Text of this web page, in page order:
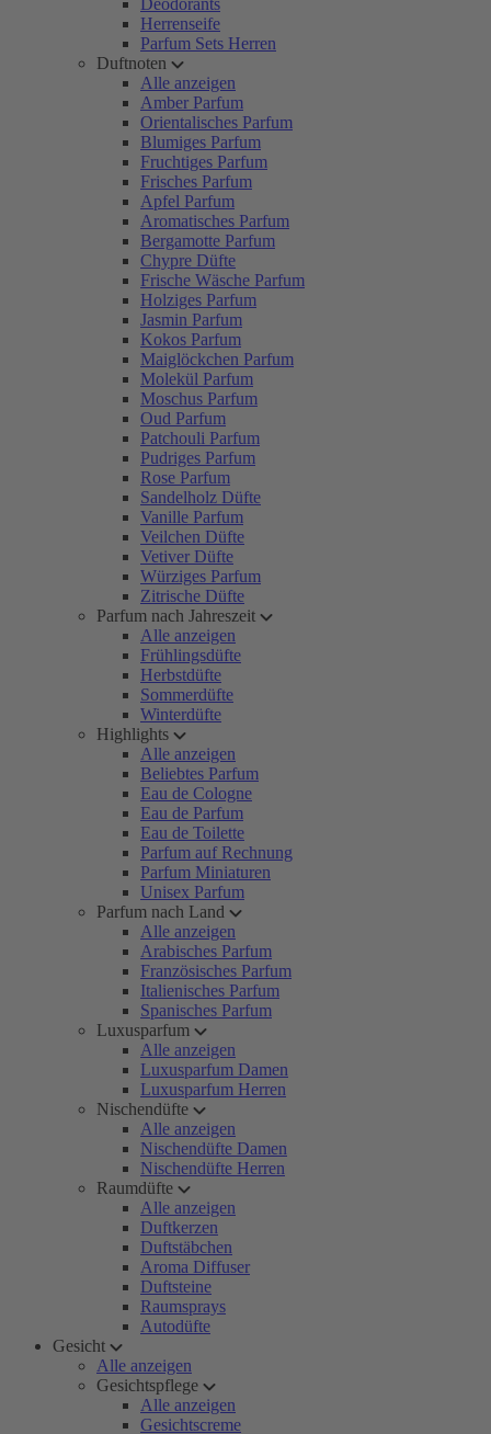
Deodorants
Herrenseife
Parfum Sets Herren
Duftnoten
Alle anzeigen
Amber Parfum
Orientalisches Parfum
Blumiges Parfum
Fruchtiges Parfum
Frisches Parfum
Apfel Parfum
Aromatisches Parfum
Bergamotte Parfum
Chypre Düfte
Frische Wäsche Parfum
Holziges Parfum
Jasmin Parfum
Kokos Parfum
Maiglöckchen Parfum
Molekül Parfum
Moschus Parfum
Oud Parfum
Patchouli Parfum
Pudriges Parfum
Rose Parfum
Sandelholz Düfte
Vanille Parfum
Veilchen Düfte
Vetiver Düfte
Würziges Parfum
Zitrische Düfte
Parfum nach Jahreszeit
Alle anzeigen
Frühlingsdüfte
Herbstdüfte
Sommerdüfte
Winterdüfte
Highlights
Alle anzeigen
Beliebtes Parfum
Eau de Cologne
Eau de Parfum
Eau de Toilette
Parfum auf Rechnung
Parfum Miniaturen
Unisex Parfum
Parfum nach Land
Alle anzeigen
Arabisches Parfum
Französisches Parfum
Italienisches Parfum
Spanisches Parfum
Luxusparfum
Alle anzeigen
Luxusparfum Damen
Luxusparfum Herren
Nischendüfte
Alle anzeigen
Nischendüfte Damen
Nischendüfte Herren
Raumdüfte
Alle anzeigen
Duftkerzen
Duftstäbchen
Aroma Diffuser
Duftsteine
Raumsprays
Autodüfte
Gesicht
Alle anzeigen
Gesichtspflege
Alle anzeigen
Gesichtscreme